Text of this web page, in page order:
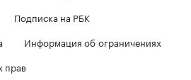
Подписка на РБК
Информация об ограничениях
прав